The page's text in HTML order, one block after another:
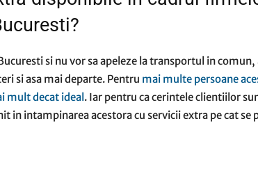
si nu vor sa apeleze la transportul in comun,
si asa mai departe. Pentru mai multe persoane
mult decat ideal. Iar pentru ca cerintele clientiilor
in intampinarea acestora cu servicii extra pe cat se